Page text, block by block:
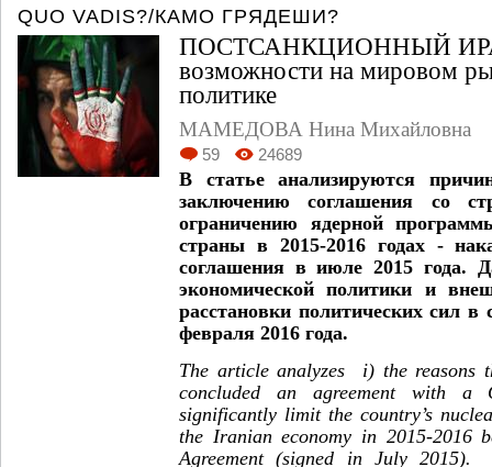
QUO VADIS?/КАМО ГРЯДЕШИ?
ПОСТСАНКЦИОННЫЙ
возможности на мировом
политике
МАМЕДОВА Нина Михайловна
59 24689
В статье анализируются
заключению соглашения со
ограничению ядерной
страны в 2015-2016 годах -
соглашения в июле 2015 года.
экономической политики и
расстановки политических сил в
февраля 2016 года.
The article analyzes i) the reasons
concluded an agreement with
significantly limit the country’s
the Iranian economy in 2015-2016
Agreement (signed in July